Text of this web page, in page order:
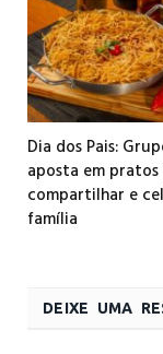
Dia dos Pais:
aposta em pratos
compartilhar e
família
DEIXE UMA